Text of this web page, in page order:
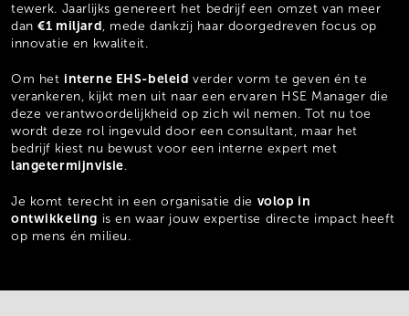
tewerk. Jaarlijks genereert het bedrijf een omzet van meer
dan€1 miljard , mede dankzij haar doorgedreven focus op
innovatie en kwaliteit.
Om het interne EHS-beleidverder vorm te geven én te
verankeren, kijkt men uit naar een ervaren HSE Manager die
deze verantwoordelijkheid op zich wil nemen. Tot nu toe
wordt deze rol ingevuld door een consultant, maar het
bedrijf kiest nu bewust voor een interne expert met
langetermijnvisie
Je komt terecht in een organisatie die volop in
ontwikkeling is en waar jouw expertise directe impact heeft
op mens én milieu.